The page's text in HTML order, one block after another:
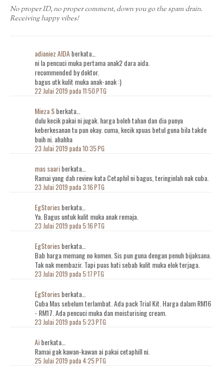
No proper ID, no proper comment, down you go the spam drain.
Receiving happy vibes!
adianiez AIDAberkata…
ni la pencuci muka pertama anak2 dara aida.
recommended by doktor.
bagus utk kulit muka anak-anak :)
22 Julai 2019 pada 11:50 PTG
Mieza Sberkata…
dulu kecik pakai ni jugak. harga boleh tahan dan dia punya
keberkesanan tu pun okay. cuma, kecik xpuas betul guna bila takde
buih ni. ahahha
23 Julai 2019 pada 10:35 PG
mas saariberkata…
Ramai yang dah review kata Cetaphil ni bagus, teringinlah nak cuba.
23 Julai 2019 pada 3:16 PTG
EgStoriesberkata…
Ya. Bagus untuk kulit muka anak remaja.
23 Julai 2019 pada 5:16 PTG
EgStoriesberkata…
Bab harga memang no komen. Sis pun guna dengan penuh bijaksana.
Tak nak membazir. Tapi puas hati sebab kulit muka elok terjaga.
23 Julai 2019 pada 5:17 PTG
EgStoriesberkata…
Cuba Mas sebelum terlambat. Ada pack Trial Kit. Harga dalam RM16
- RM17. Ada pencuci muka dan moisturising cream.
23 Julai 2019 pada 5:23 PTG
Aiberkata…
Ramai gak kawan-kawan ai pakai cetaphill ni.
25 Julai 2019 pada 4:25 PTG